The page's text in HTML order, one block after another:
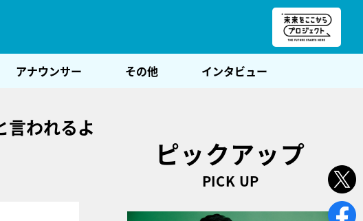
アナウンサー その他 インタビュー
われるよ
ピックアップ
PICK UP